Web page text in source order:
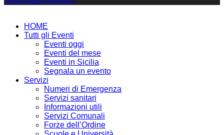
HOME
Tutti gli Eventi
Eventi oggi
Eventi del mese
Eventi in Sicilia
Segnala un evento
Servizi
Numeri di Emergenza
Servizi sanitari
Informazioni utili
Servizi Comunali
Forze dell’Ordine